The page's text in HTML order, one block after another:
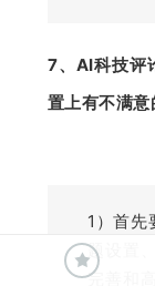
7、AI科技评
置上有不满意
1）首先
题设置
完善和